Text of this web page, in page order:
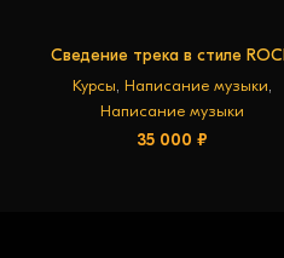
В КОРЗИНУ
Сведение трека в стиле
Курсы, Написание музыки,
Написание музыки
35 000₽